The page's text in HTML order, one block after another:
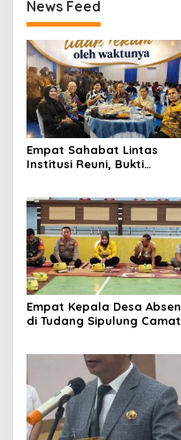
News Feed
Empat Sahabat Lintas
Institusi Reuni, Bukti
Empat Kepala Desa Absen
di Tudang Sipulung Camat